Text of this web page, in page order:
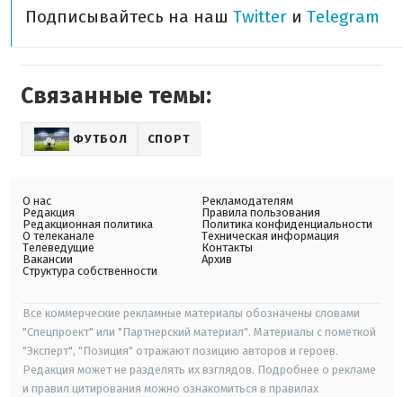
Подписывайтесь на наш Twitter и Telegram
Связанные темы:
ФУТБОЛ СПОРТ
О нас
Редакция
Редакционная политика
О телеканале
Телеведущие
Вакансии
Структура собственности
Рекламодателям
Правила пользования
Политика конфиденциальности
Техническая информация
Контакты
Архив
Все коммерческие рекламные материалы обозначены словами
"Спецпроект" или "Партнерский материал". Материалы с пометкой
"Эксперт", "Позиция" отражают позицию авторов и героев.
Редакция может не разделять их взглядов. Подробнее о рекламе
и правил цитирования можно ознакомиться в правилах